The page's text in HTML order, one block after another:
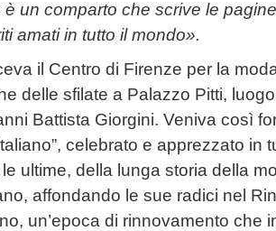
è un comparto che scrive le
amati in tutto il mondo».
il Centro di Firenze per la
delle sfilate a Palazzo Pitti,
Battista Giorgini. Veniva così
celebrato e apprezzato in
ultime, della lunga storia della
affondando le sue radici nel
un’epoca di rinnovamento che